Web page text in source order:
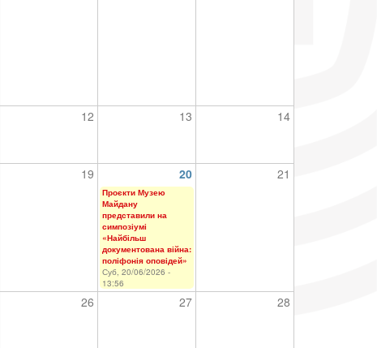
12 13 14
19 20 21
Проєкти Музею
Майдану
представили на
симпозіумі
«Найбільш
документована війна:
поліфонія оповідей»
Суб, 20/06/2026 -
13:56
26 27 28